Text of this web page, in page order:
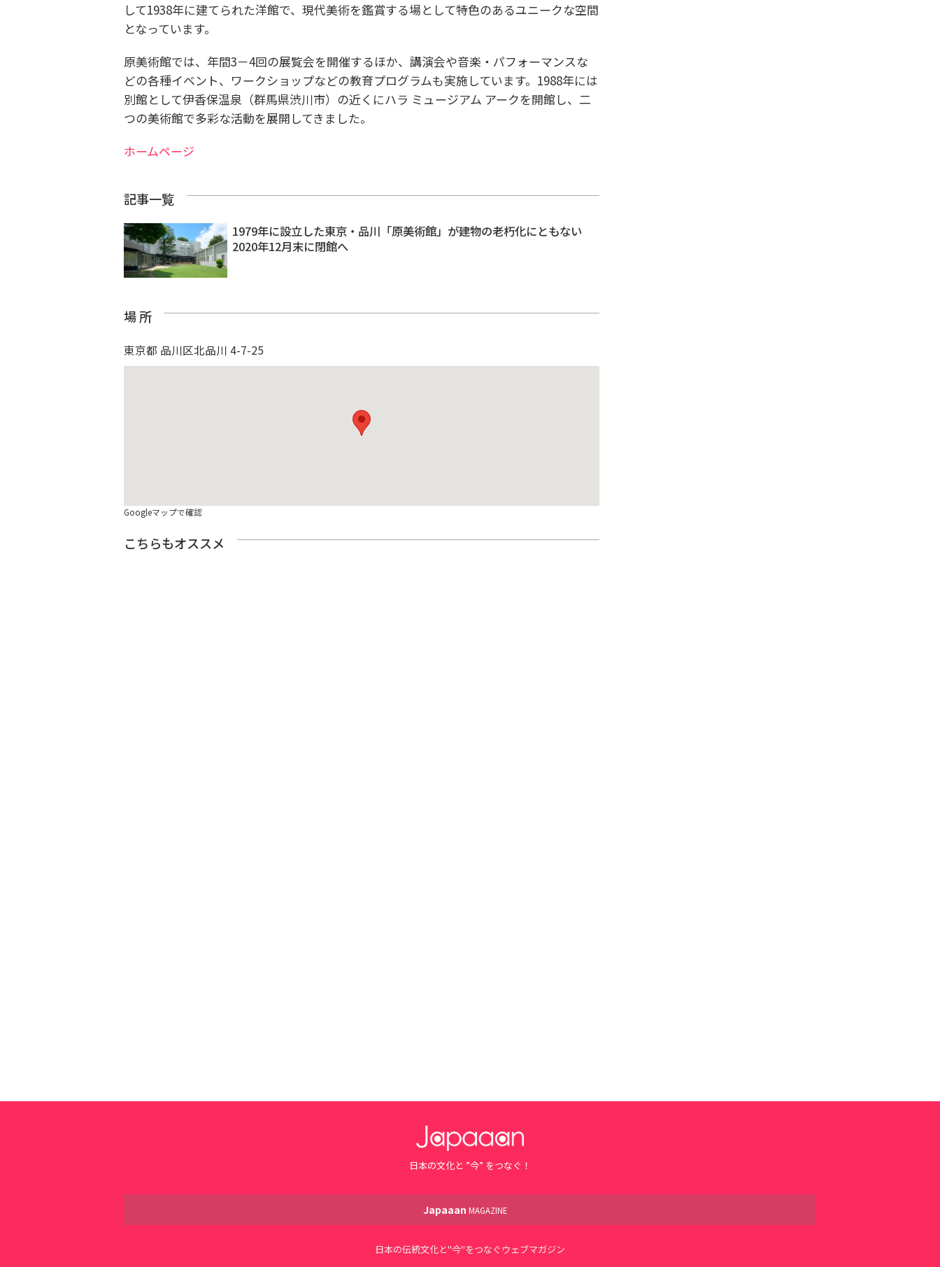
して1938年に建てられた洋館で、現代美術を鑑賞する場として特色のあるユニークな空間
となっています。
原美術館では、年間3－4回の展覧会を開催するほか、講演会や音楽・パフォーマンスな
どの各種イベント、ワークショップなどの教育プログラムも実施しています。1988年には
別館として伊香保温泉（群馬県渋川市）の近くにハラ ミュージアム アークを開館し、二
つの美術館で多彩な活動を展開してきました。
ホームページ
記事一覧
1979年に設立した東京・品川「原美術館」が建物の老朽化にともない
2020年12月末に閉館へ
場 所
東京都 品川区北品川 4-7-25
Googleマップで確認
こちらもオススメ
日本の文化と ”今” をつなぐ！
Japaaan MAGAZINE
日本の伝統文化と"今"をつなぐウェブマガジン